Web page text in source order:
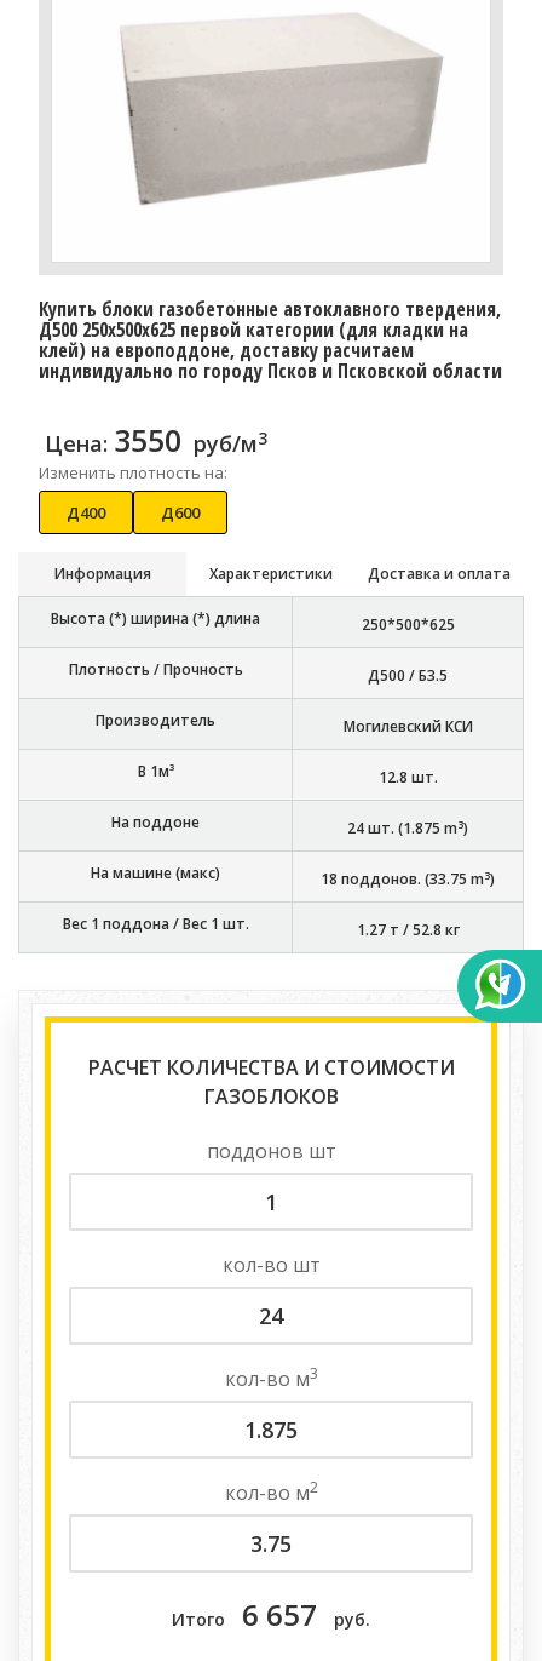
Купить блоки газобетонные автоклавного твердения,
Д500 250x500x625 первой категории (для кладки на
клей) на европоддоне, доставку расчитаем
индивидуально по городу Псков и Псковской области
Цена: 3550 руб/м3
Изменить плотность на:
Д400
Д600
Информация Характеристики Доставка и оплата
Высота (*) ширина (*) длина 250*500*625
Плотность / Прочность Д500 / Б3.5
Производитель Могилевский КСИ
В 1м³ 12.8 шт.
На поддоне 24шт. (1.875 m3)
На машине (макс) 18 поддонов. (33.75 m3)
Вес 1 поддона / Вес 1 шт. 1.27 т /52.8 кг
РАСЧЕТ КОЛИЧЕСТВА И СТОИМОСТИ
ГАЗОБЛОКОВ
поддонов шт
кол-во шт
кол-во м3
кол-во м2
Итого 6 657 руб.